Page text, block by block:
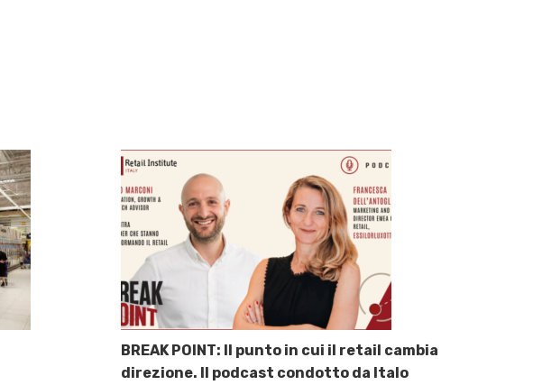
BREAK POINT: Il punto in cui il retail cambia
direzione. Il podcast condotto da Italo